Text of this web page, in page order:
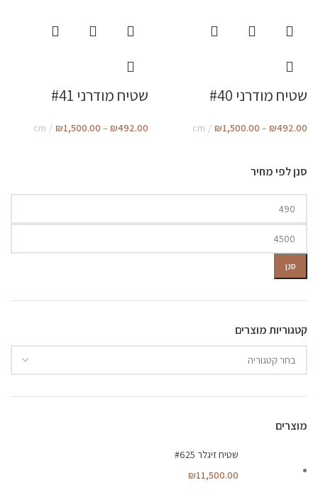
סנן לפי מחיר
מחיר
מינימלי
מחיר
מקסימלי
סנן
קטגוריות מוצרים
מוצרים
שטיח זיגלר #625
₪11,500.00
שטיח מודרני #40
₪492.00
–
₪1,500.00
cm
שטיח מודרני #41
₪492.00
–
₪1,500.00
cm